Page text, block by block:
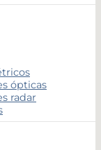
ópticas
radar